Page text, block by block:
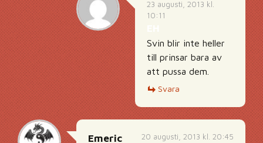
23 augusti, 2013 kl.
10:11
Svin blir inte heller
till prinsar bara av
att pussa dem.
Svara
20 augusti, 2013 kl. 20:45
Emeric